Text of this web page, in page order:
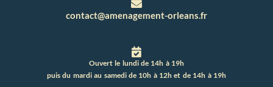
contact@amenagement-orleans.fr
Ouvert le lundi de 14h à 19h
puis du mardi au samedi de 10h à 12h et de 14h à 19h